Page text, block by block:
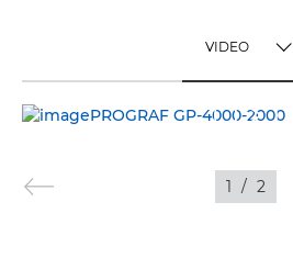
VIDEO
VIDEO
AFBEELDINGEN
1 / 2